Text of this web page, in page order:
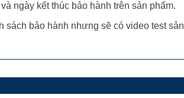
ngày kết thúc bảo hành trên sản phẩm.
bảo hành nhưng sẽ có video test sản